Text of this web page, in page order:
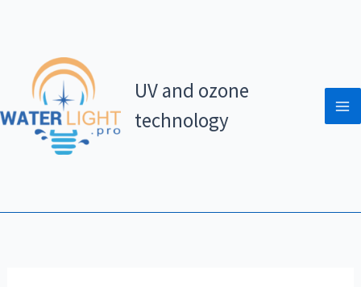
UV and ozone
technology